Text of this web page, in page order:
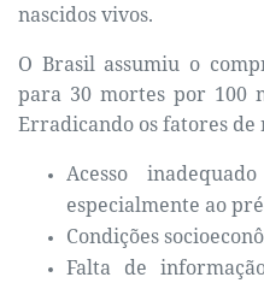
nascidos vivos.
O Brasil assumiu o
para 30 mortes por 100
Erradicando os fatores de
Acesso
especialmente ao
Condições
Falta de